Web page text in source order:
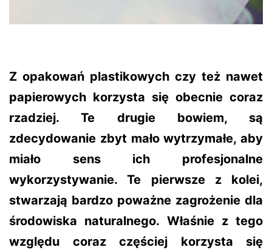
Z opakowań plastikowych czy też nawet
papierowych korzysta się obecnie coraz
rzadziej. Te drugie bowiem, są
zdecydowanie zbyt mało wytrzymałe, aby
miało sens ich profesjonalne
wykorzystywanie. Te pierwsze z kolei,
stwarzają bardzo poważne zagrożenie dla
środowiska naturalnego. Właśnie z tego
względu coraz częściej korzysta się